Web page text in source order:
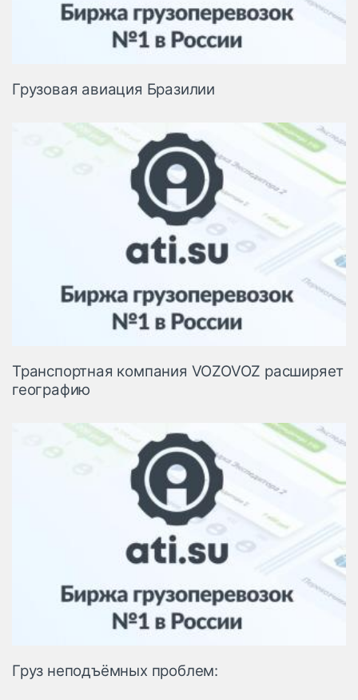
Грузовая авиация Бразилии
Транспортная компания VOZOVOZ расширяет
географию
Груз неподъёмных проблем: